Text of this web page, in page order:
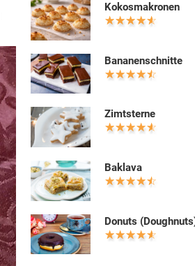
Kokosmakronen
Bananenschnitte
Zimtsterne
Baklava
Donuts